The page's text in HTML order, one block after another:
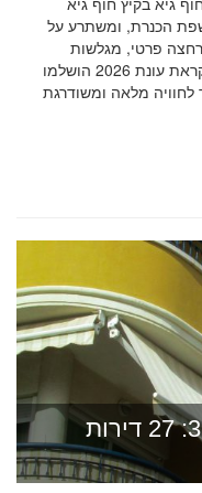
הכנרת, ומשתרע על
רחצה פרטי, מגלשות
אקסטרים, בריכת גלים ומתקנים לילדים. לקראת עונת 2026 הושלמו
מלאה ומשודרגת
מאיר דוידי מגשים תמ"א 32: 27 דירות